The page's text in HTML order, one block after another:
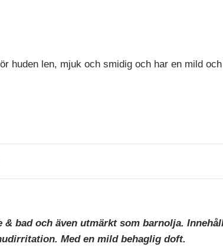
huden len, mjuk och smidig och har en mild
bad och även utmärkt som barnolja.
Med en mild behaglig doft.